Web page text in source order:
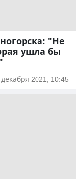
"Не
ушла бы
декабря 2021, 10:45